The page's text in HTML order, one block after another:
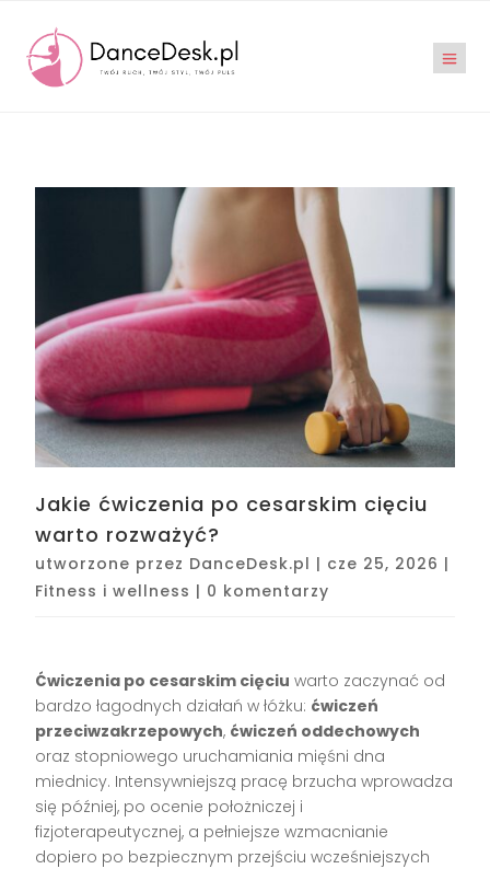
Jakie ćwiczenia po cesarskim cięciu
warto rozważyć?
utworzone przez DanceDesk.pl | cze 25, 2026 |
Fitness i wellness | 0 komentarzy
Ćwiczenia po cesarskim cięciu warto zaczynać od
bardzo łagodnych działań w łóżku: ćwiczeń
przeciwzakrzepowych, ćwiczeń oddechowych
oraz stopniowego uruchamiania mięśni dna
miednicy. Intensywniejszą pracę brzucha wprowadza
się później, po ocenie położniczej i
fizjoterapeutycznej, a pełniejsze wzmacnianie
dopiero po bezpiecznym przejściu wcześniejszych